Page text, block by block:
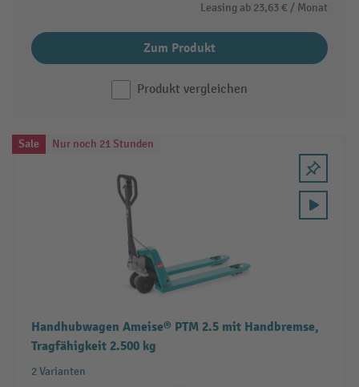
Leasing ab 23,63 € / Monat
Zum Produkt
Produkt vergleichen
Sale Nur noch 21 Stunden
Handhubwagen Ameise® PTM 2.5 mit Handbremse,
Tragfähigkeit 2.500 kg
2 Varianten